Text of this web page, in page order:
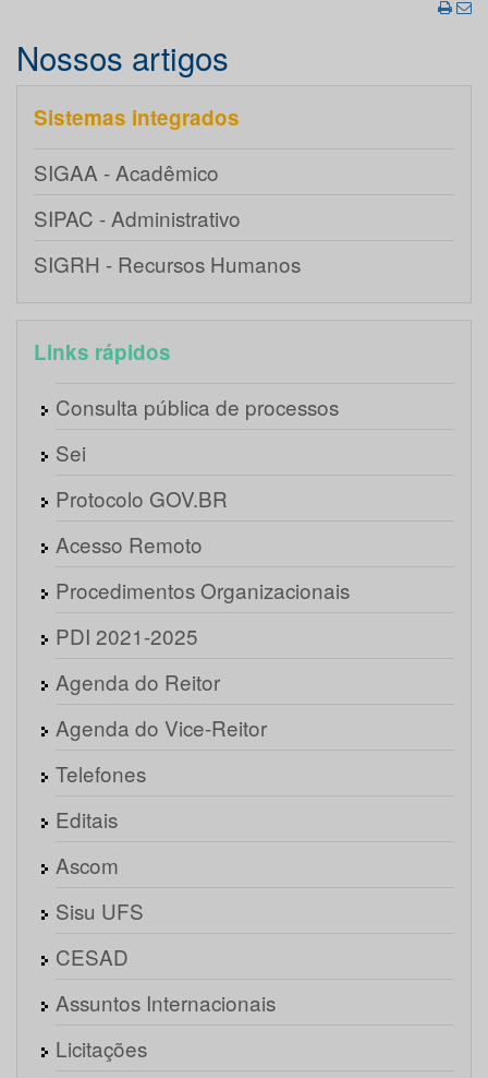
Nossos artigos
Sistemas integrados
SIGAA - Acadêmico
SIPAC - Administrativo
SIGRH - Recursos Humanos
Links rápidos
Consulta pública de processos
Sei
Protocolo GOV.BR
Acesso Remoto
Procedimentos Organizacionais
PDI 2021-2025
Agenda do Reitor
Agenda do Vice-Reitor
Telefones
Editais
Ascom
Sisu UFS
CESAD
Assuntos Internacionais
Licitações